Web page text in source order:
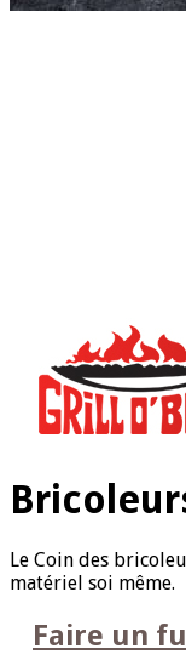
Le Coin des
matériel soi même.
Faire un